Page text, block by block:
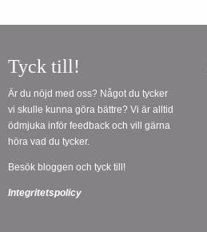
Tyck till!
Är du nöjd med oss? Något du tycker
vi skulle kunna göra bättre? Vi är alltid
ödmjuka inför feedback och vill gärna
höra vad du tycker.
Besök bloggen och tyck till!
Integritetspolicy